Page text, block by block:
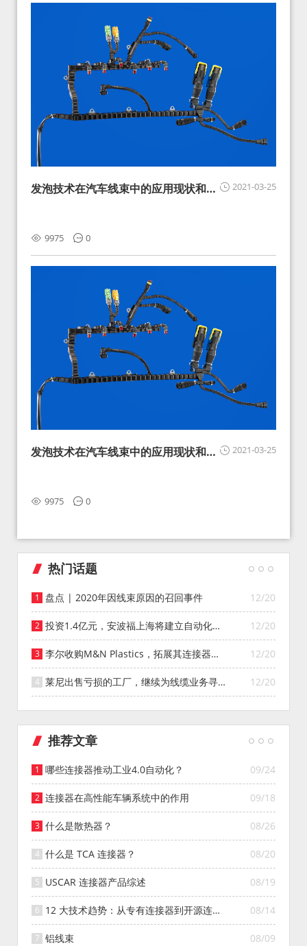
2021-03-25
发泡技术在汽车线束中的应用现状和展
9975 0
2021-03-25
发泡技术在汽车线束中的应用现状和展
9975 0
热门话题
12/20
盘点 | 2020年因线束原因的召回事件
12/20
投资1.4亿元，安波福上海将建立自动化智
能仓库
12/20
李尔收购M&N Plastics，拓展其连接器系
统业务
12/20
莱尼出售亏损的工厂，继续为线缆业务寻找
投资者
推荐文章
09/24
哪些连接器推动工业4.0自动化？
09/18
连接器在高性能车辆系统中的作用
08/26
什么是散热器？
08/20
什么是 TCA 连接器？
08/19
USCAR 连接器产品综述
08/14
12 大技术趋势：从专有连接器到开源连接
器的演变
08/09
铝线束